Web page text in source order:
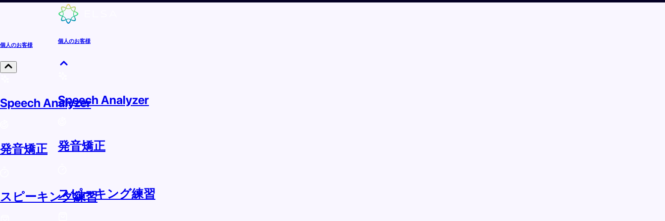
個人のお客様
Speech Analyzer
発音矯正
スピーキング練習
個人のお客様
Speech Analyzer
発音矯正
スピーキング練習